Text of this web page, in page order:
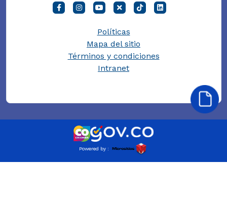
Políticas
Mapa del sitio
Términos y condiciones
Intranet
Powered by :